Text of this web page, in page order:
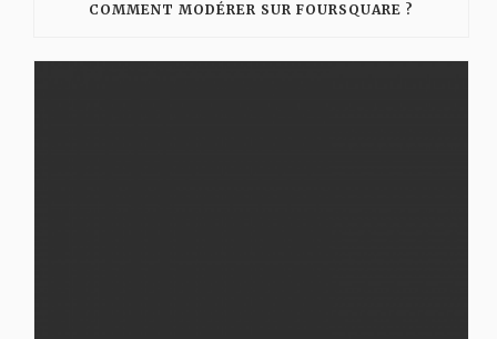
COMMENT MODÉRER SUR FOURSQUARE ?